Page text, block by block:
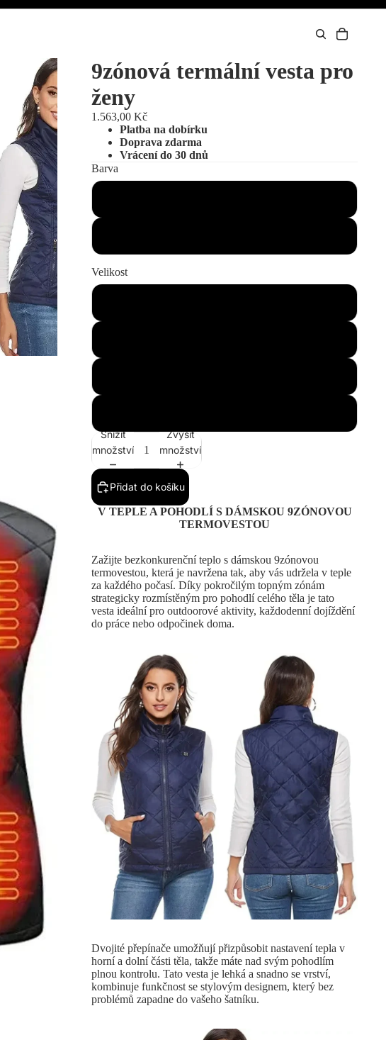
9zónová termální vesta pro
ženy
1.563,00 Kč
Platba na dobírku
Doprava zdarma
Vrácení do 30 dnů
Barva
Velikost
Snížit
množství
Zvýšit
množství
Přidat do košíku
V TEPLE A POHODLÍ S DÁMSKOU 9ZÓNOVOU
TERMOVESTOU
Zažijte bezkonkurenční teplo s dámskou 9zónovou
termovestou, která je navržena tak, aby vás udržela v teple
za každého počasí. Díky pokročilým topným zónám
strategicky rozmístěným pro pohodlí celého těla je tato
vesta ideální pro outdoorové aktivity, každodenní dojíždění
do práce nebo odpočinek doma.
Dvojité přepínače umožňují přizpůsobit nastavení tepla v
horní a dolní části těla, takže máte nad svým pohodlím
plnou kontrolu. Tato vesta je lehká a snadno se vrství,
kombinuje funkčnost se stylovým designem, který bez
problémů zapadne do vašeho šatníku.